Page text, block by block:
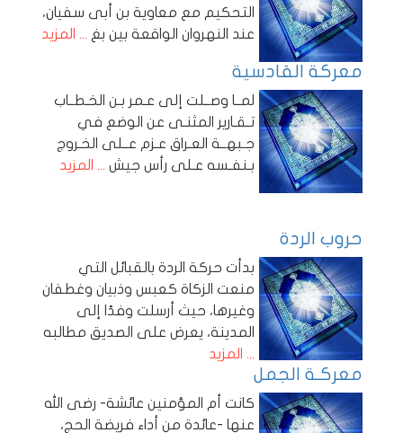
التحكيم مع معاوية بن أبى سفيان،
عند النهروان الواقعة بين بغ ... المزيد
معركة القادسية
لمــا وصــلت إلى عـمر بـن الخـطــاب
تـقـارير المثنـى عن الوضع في
جـبهــة العـراق عـزم عــلى الخـروج
بـنفـسه عـلى رأس جيش ... المزيد
حروب الردة
بدأت حركة الردة بالقبائل التي
منعت الزكاة كعبس وذبيان وغطفان
وغيرها، حيث أرسلت وفدًا إلى
المدينة، يعرض على الصديق مطالبه
... المزيد
معركـة الجمل
كانت أم المؤمنين عائشة- رضى الله
عنها -عائدة من أداء فريضة الحج،